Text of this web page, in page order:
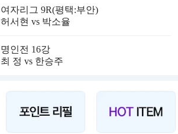
여자리그 9R(평택:부안)
허서현 vs 박소율
명인전 16강
최 정 vs 한승주